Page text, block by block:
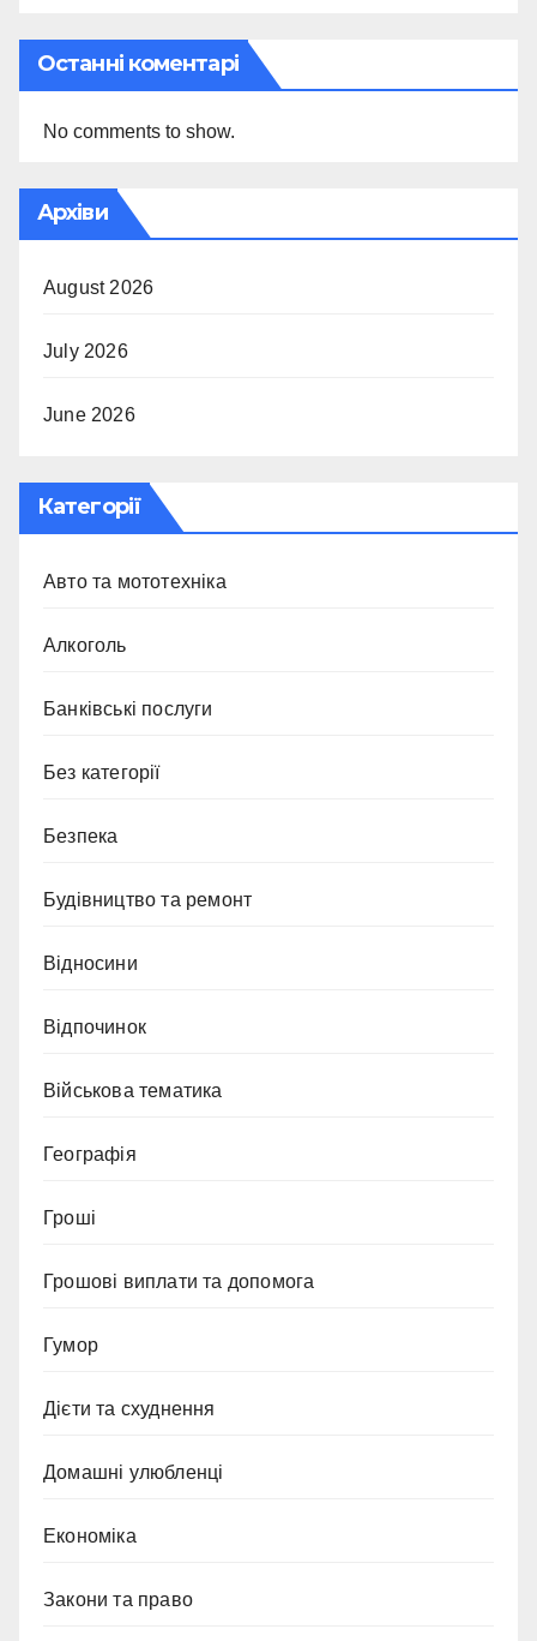
Останні коментарі
No comments to show.
Архіви
August 2026
July 2026
June 2026
Категорії
Авто та мототехніка
Алкоголь
Банківські послуги
Без категорії
Безпека
Будівництво та ремонт
Відносини
Відпочинок
Військова тематика
Географія
Гроші
Грошові виплати та допомога
Гумор
Дієти та схуднення
Домашні улюбленці
Економіка
Закони та право